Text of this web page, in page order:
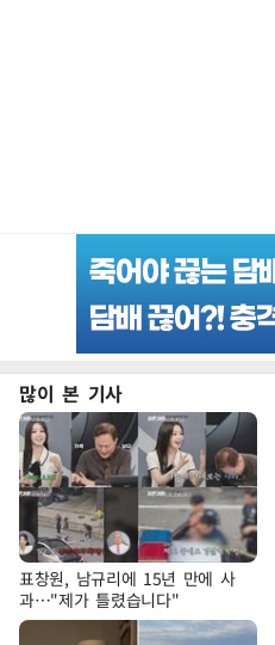
많이 본 기사
표창원, 남규리에 15년 만에 사
과…"제가 틀렸습니다"